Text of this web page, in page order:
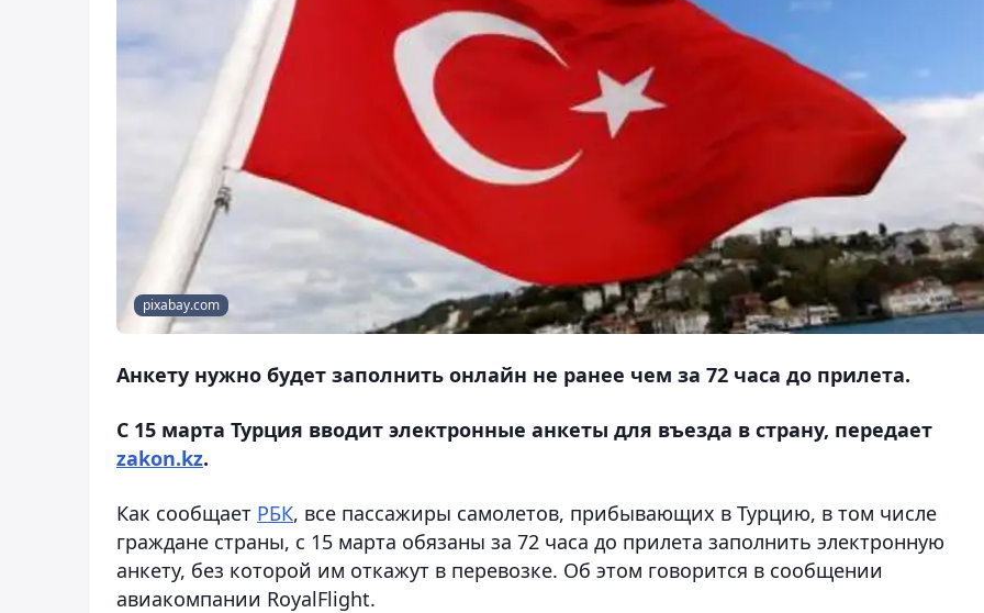
pixabay.com
Анкету нужно будет заполнить онлайн не ранее чем за 72 часа до прилета.
C 15 марта Турция вводит электронные анкеты для въезда в страну, передает
zakon.kz.
Как сообщает РБК, все пассажиры самолетов, прибывающих в Турцию, в том числе
граждане страны, с 15 марта обязаны за 72 часа до прилета заполнить электронную
анкету, без которой им откажут в перевозке. Об этом говорится в сообщении
авиакомпании RoyalFlight.